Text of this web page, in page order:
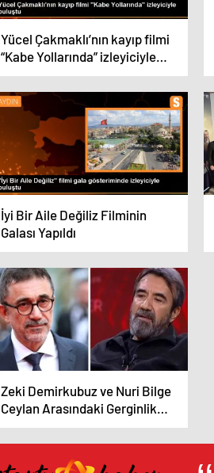
Yücel Çakmaklı’nın kayıp filmi
“Kabe Yollarında” izleyiciyle
buluştu
İyi Bir Aile Değiliz Filminin
Galası Yapıldı
Zeki Demirkubuz ve Nuri Bilge
Ceylan Arasındaki Gerginlik
Devam Ediyor